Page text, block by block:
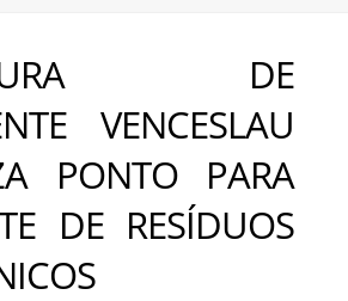
DE
VENCESLAU
PONTO PARA
DE RESÍDUOS